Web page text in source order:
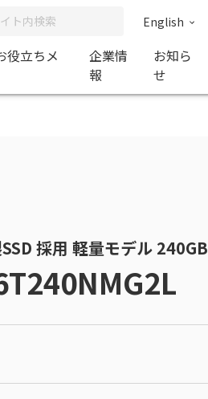
English
役立ちメ
企業情
報
お知ら
せ
採用 軽量モデル 240GB